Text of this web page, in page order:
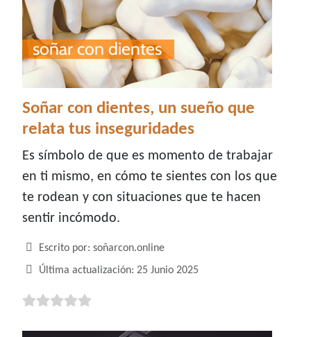
Soñar con dientes, un sueño que
relata tus inseguridades
Es símbolo de que es momento de trabajar
en ti mismo, en cómo te sientes con los que
te rodean y con situaciones que te hacen
sentir incómodo.
Detalles
Escrito por: soñarcon.online
Última actualización: 25 Junio 2025